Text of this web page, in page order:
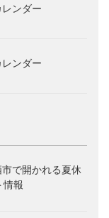
ンダー
ンダー
で開かれる夏休
情報